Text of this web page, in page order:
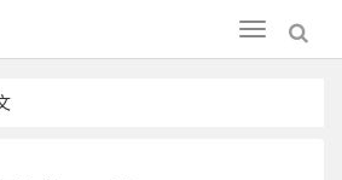
Toggle
navigation